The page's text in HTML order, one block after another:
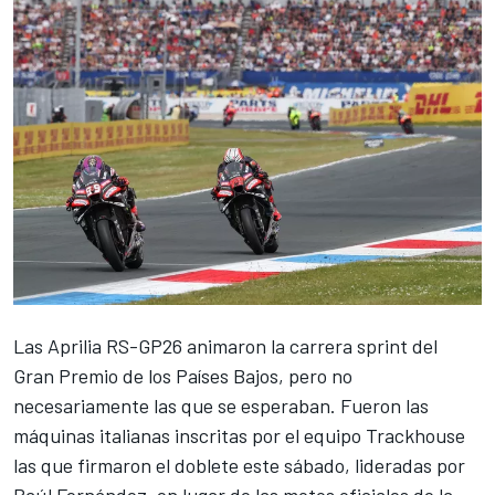
Las Aprilia RS-GP26 animaron la carrera sprint del
Gran Premio de los Países Bajos, pero no
necesariamente las que se esperaban. Fueron las
máquinas italianas inscritas por el equipo Trackhouse
las que firmaron el doblete este sábado, lideradas por